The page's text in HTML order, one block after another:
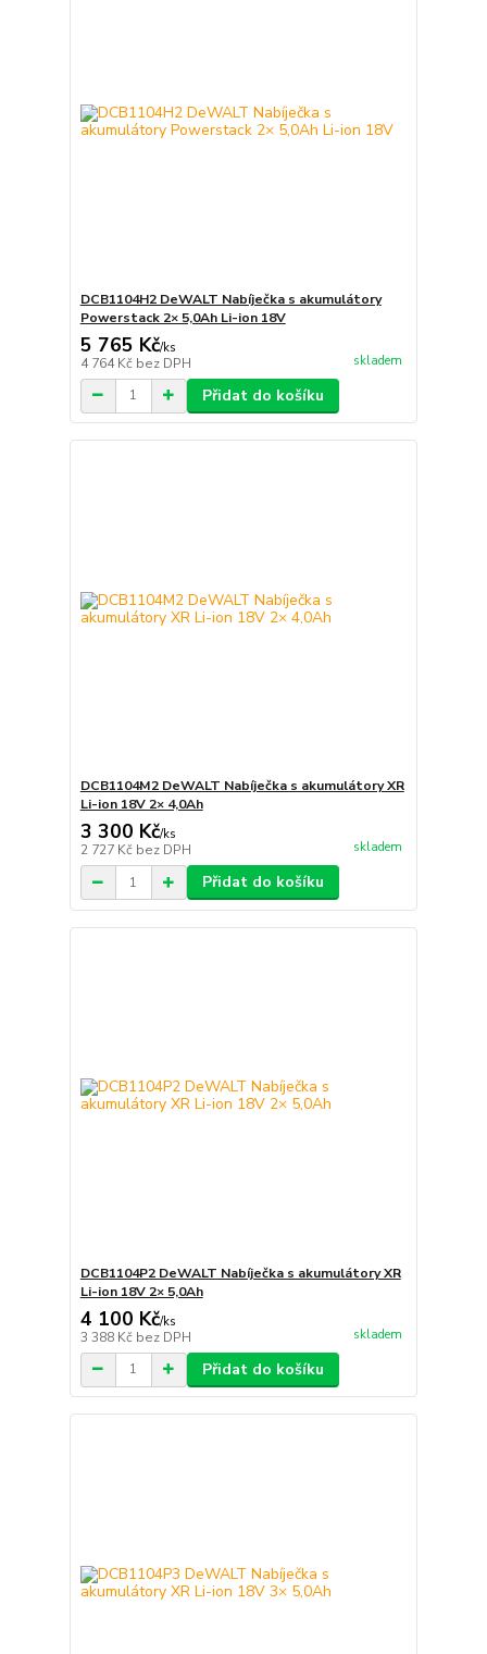
DCB1104H2 DeWALT Nabíječka s akumulátory
Powerstack 2× 5,0Ah Li-ion 18V
5 765 Kč/ks
4 764 Kč bez DPH skladem
Přidat do košíku
DCB1104M2 DeWALT Nabíječka s akumulátory XR
Li-ion 18V 2× 4,0Ah
3 300 Kč/ks
2 727 Kč bez DPH skladem
Přidat do košíku
DCB1104P2 DeWALT Nabíječka s akumulátory XR
Li-ion 18V 2× 5,0Ah
4 100 Kč/ks
3 388 Kč bez DPH skladem
Přidat do košíku